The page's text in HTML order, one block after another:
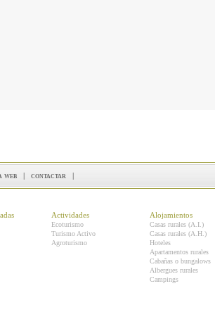
web | contactar |
Actividades
Ecoturismo
Turismo Activo
Agroturismo
Alojamientos
Casas rurales (A.I.)
Casas rurales (A.H.)
Hoteles
Apartamentos rurales
Cabañas o bungalows
Albergues rurales
Campings